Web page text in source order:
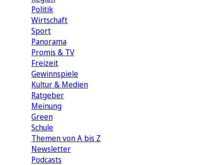
Politik
Wirtschaft
Sport
Panorama
Promis & TV
Freizeit
Gewinnspiele
Kultur & Medien
Ratgeber
Meinung
Green
Schule
Themen von A bis Z
Newsletter
Podcasts